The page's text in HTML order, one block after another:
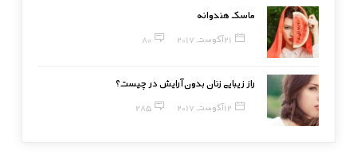
ماسک هندوانه
21 آگوست, 2017 80
راز زیبایی زنان بدون آرایش در چیست؟
12 آگوست, 2017 285